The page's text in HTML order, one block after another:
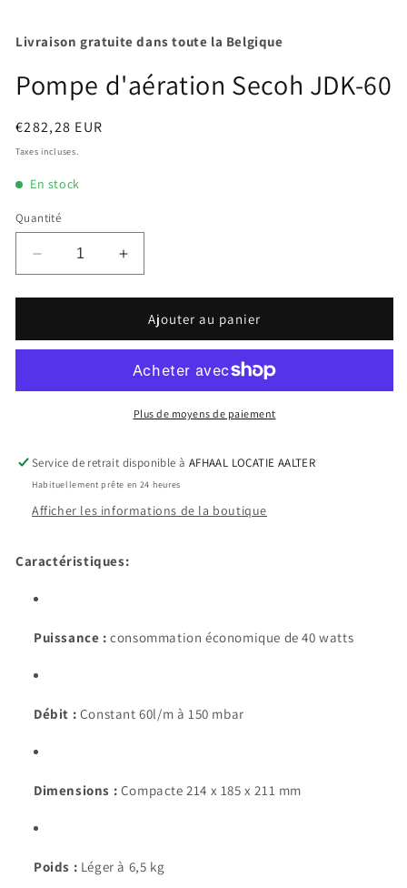
1
une
fenêtre
Livraison gratuite dans toute la Belgique
Pompe d'aération Secoh JDK-60
Prix
habituel
€282,28 EUR
Taxes incluses.
En stock
Quantité
Réduire
la
quantité
Pompe
JDK-
Augmenter
la
quantité
Pompe
Secoh
JDK-
60
Ajouter au panier
Plus de moyens de paiement
Service de retrait disponible à AFHAAL LOCATIE AALTER
Habituellement prête en 24 heures
Afficher les informations de la boutique
Caractéristiques:
Puissance : consommation économique de 40 watts
Débit : Constant 60l/m à 150 mbar
Dimensions : Compacte 214 x 185 x 211 mm
Poids : Léger à 6,5 kg